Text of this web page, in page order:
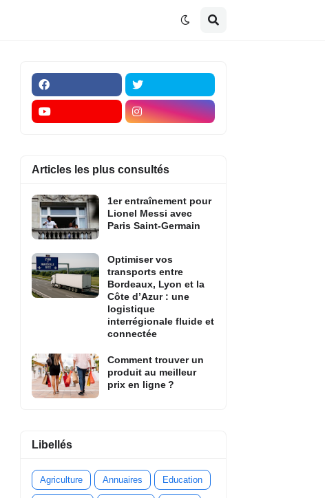
Articles les plus consultés
1er entraînement pour
Lionel Messi avec
Paris Saint-Germain
Optimiser vos
transports entre
Bordeaux, Lyon et la
Côte d’Azur : une
logistique
interrégionale fluide et
connectée
Comment trouver un
produit au meilleur
prix en ligne ?
Libellés
Agriculture Annuaires Education